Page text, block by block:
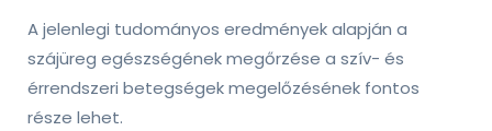
A jelenlegi tudományos eredmények alapján a
szájüreg egészségének megőrzése a szív- és
érrendszeri betegségek megelőzésének fontos
része lehet.